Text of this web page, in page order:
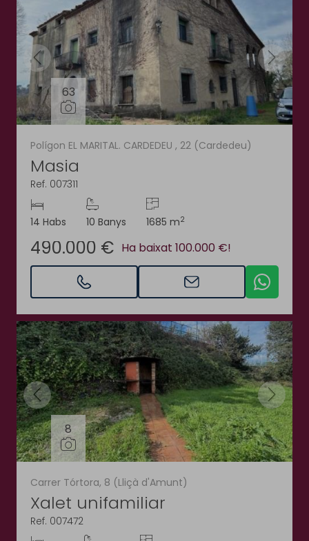
63
Polígon EL MARITAL. CARDEDEU , 22 (Cardedeu)
Masia
Ref. 007311
14 Habs 10 Banys 1685 m2
490.000 € Ha baixat 100.000 €!
8
Carrer Tórtora, 8 (Lliçà d'Amunt)
Xalet unifamiliar
Ref. 007472